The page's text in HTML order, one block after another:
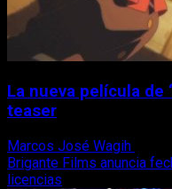
La nueva película de
teaser
Marcos José Wagih
Brigante Films anuncia
licencias